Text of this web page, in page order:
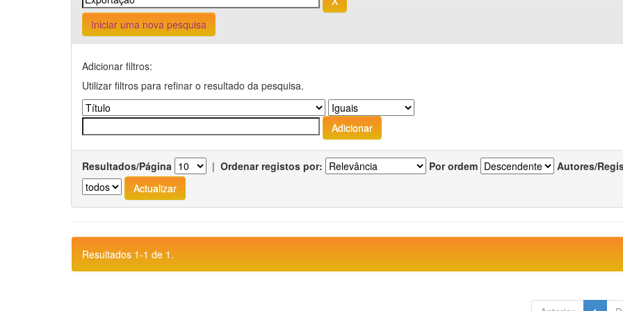
Iniciar uma nova pesquisa
Adicionar filtros:
Utilizar filtros para refinar o resultado da pesquisa.
Resultados/Página | Ordenar registos por: Por ordem Autores/
Resultados 1-1 de 1.